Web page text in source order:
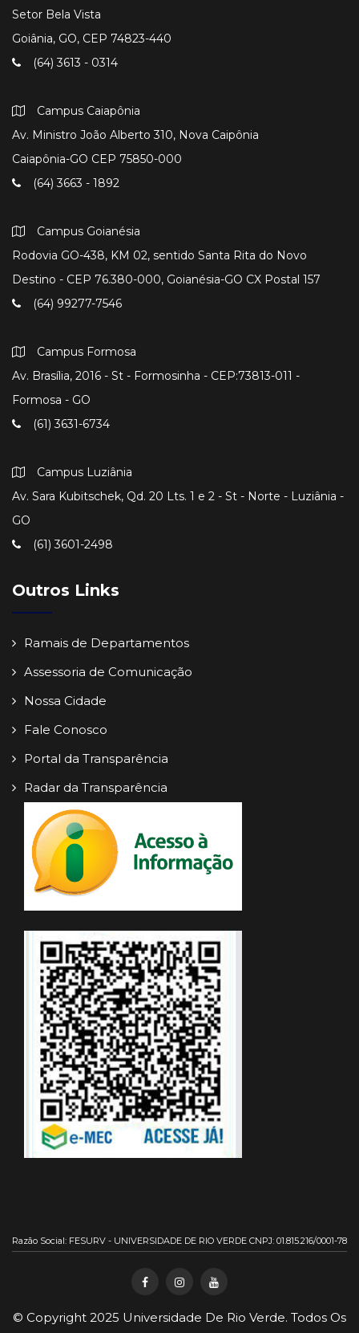
Setor Bela Vista
Goiânia, GO, CEP 74823-440
(64) 3613 - 0314
Campus Caiapônia
Av. Ministro João Alberto 310, Nova Caipônia
Caiapônia-GO CEP 75850-000
(64) 3663 - 1892
Campus Goianésia
Rodovia GO-438, KM 02, sentido Santa Rita do Novo
Destino - CEP 76.380-000, Goianésia-GO CX Postal 157
(64) 99277-7546
Campus Formosa
Av. Brasília, 2016 - St - Formosinha - CEP:73813-011 -
Formosa - GO
(61) 3631-6734
Campus Luziânia
Av. Sara Kubitschek, Qd. 20 Lts. 1 e 2 - St - Norte - Luziânia -
GO
(61) 3601-2498
Outros Links
Ramais de Departamentos
Assessoria de Comunicação
Nossa Cidade
Fale Conosco
Portal da Transparência
Radar da Transparência
Razão Social: FESURV - UNIVERSIDADE DE RIO VERDE CNPJ: 01.815.216/0001-78
© Copyright 2025 Universidade De Rio Verde. Todos Os